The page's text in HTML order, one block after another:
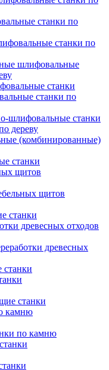
станки по
станки по
шлифовальные
станки
станки по
шлифовальные станки
дереву
(комбинированные)
станки
щитов
щитов
станки
древесных отходов
древесных
станки
станки
камню
по камню